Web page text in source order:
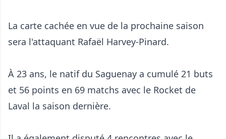
La carte cachée en vue de la prochaine saison
sera l'attaquant Rafaël Harvey-Pinard.
À 23 ans, le natif du Saguenay a cumulé 21 buts
et 56 points en 69 matchs avec le Rocket de
Laval la saison dernière.